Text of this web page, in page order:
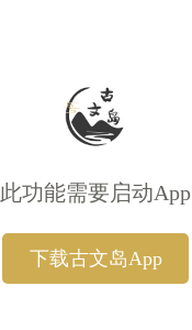
此功能需要启动App
下载古文岛App